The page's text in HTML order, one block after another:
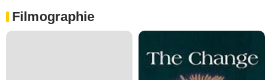
Filmographie